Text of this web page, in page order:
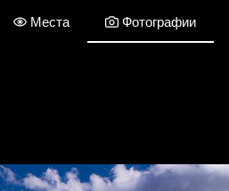
Места Фотографии